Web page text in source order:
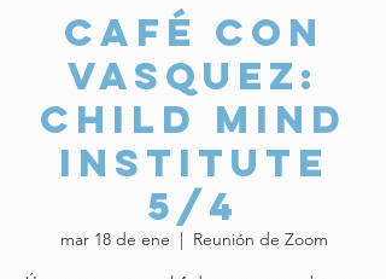
Café con
Vasquez:
Child Mind
Institute
5/4
mar 18 de ene
  |
Reunión de Zoom